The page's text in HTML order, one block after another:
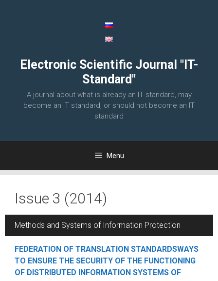
Electronic Scientific Journal "IT-
Standard"
A journal about what is already an IT standard, may
become an IT standard, or should not become an IT
standard
Menu
Issue 3 (2014)
Methods and Systems of Information Protection
FEDERATION OF TRANSLATION STANDARDSWAYS
TO ENSURE THE SECURITY OF THE FUNCTIONING
OF DISTRIBUTED INFORMATION SYSTEMS OF